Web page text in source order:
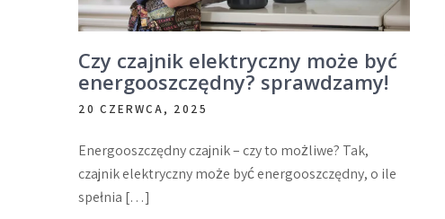
Czy czajnik elektryczny może być
energooszczędny? sprawdzamy!
20 CZERWCA, 2025
Energooszczędny czajnik – czy to możliwe? Tak,
czajnik elektryczny może być energooszczędny, o ile
spełnia […]